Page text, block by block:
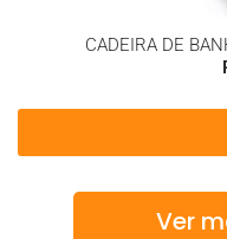
CADEIRA DE
Ver